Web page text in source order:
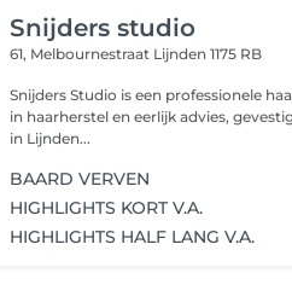
Snijders studio
61, Melbournestraat Lijnden 1175 RB
Snijders Studio is een professionele
in haarherstel en eerlijk advies,
in Lijnden...
BAARD VERVEN
HIGHLIGHTS KORT V.A.
HIGHLIGHTS HALF LANG V.A.